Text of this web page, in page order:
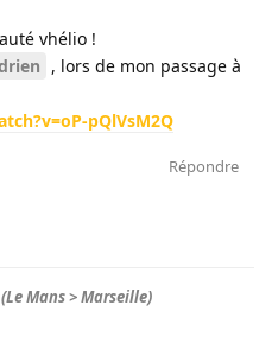
vhélio !
, lors de mon passage à
pQlVsM2Q
Répondre
Mans > Marseille)